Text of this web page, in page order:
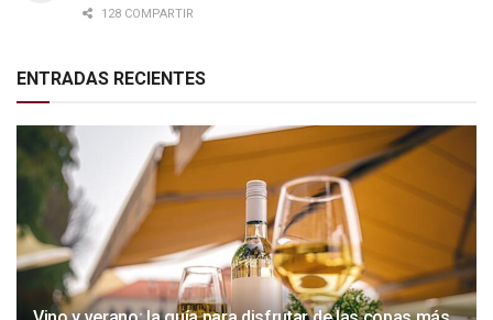
128 COMPARTIR
ENTRADAS RECIENTES